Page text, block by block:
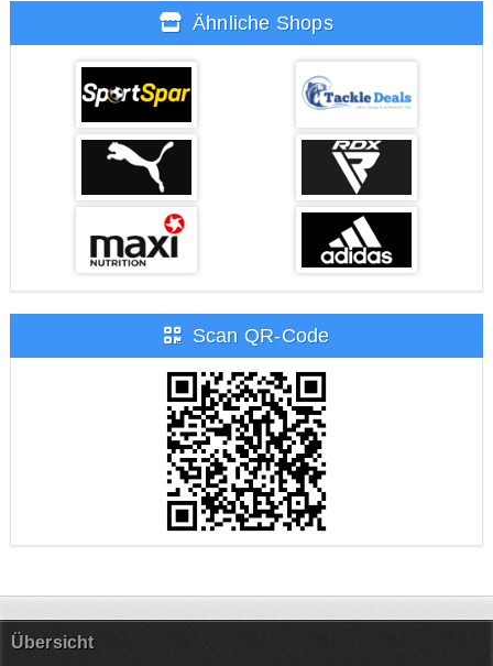
Ähnliche Shops
Scan QR-Code
Übersicht